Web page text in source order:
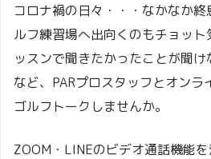
コロナ禍の日々・・・なかなか
ルフ練習場へ出向くのもチョッ
ッスンで聞きたかったことが聞
など、PARプロスタッフとオンラ
ゴルフトークしませんか。
ZOOM・LINEのビデオ通話機能